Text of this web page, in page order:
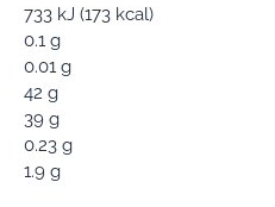
733 kJ (173 kcal)
0.1 g
0.01 g
42 g
39 g
0.23 g
1.9 g